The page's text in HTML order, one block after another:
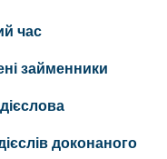
час
займенники
доконаного